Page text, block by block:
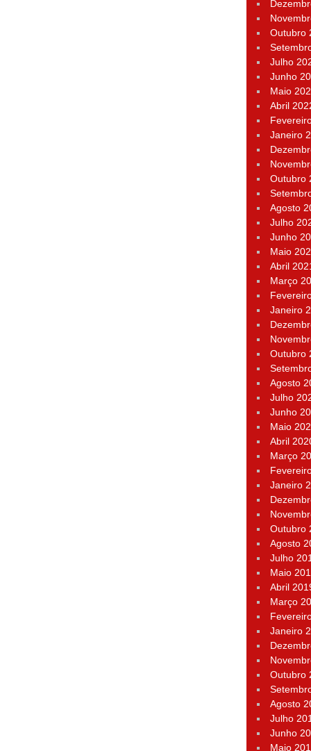
Outubro
Julho
Junho
Maio
Abril
Janeiro
Outubro
Agosto
Julho
Junho
Maio
Abril
Março
Janeiro
Outubro
Agosto
Julho
Junho
Maio
Abril
Março
Janeiro
Outubro
Agosto
Julho
Maio
Abril
Março
Janeiro
Outubro
Agosto
Julho
Junho
Maio